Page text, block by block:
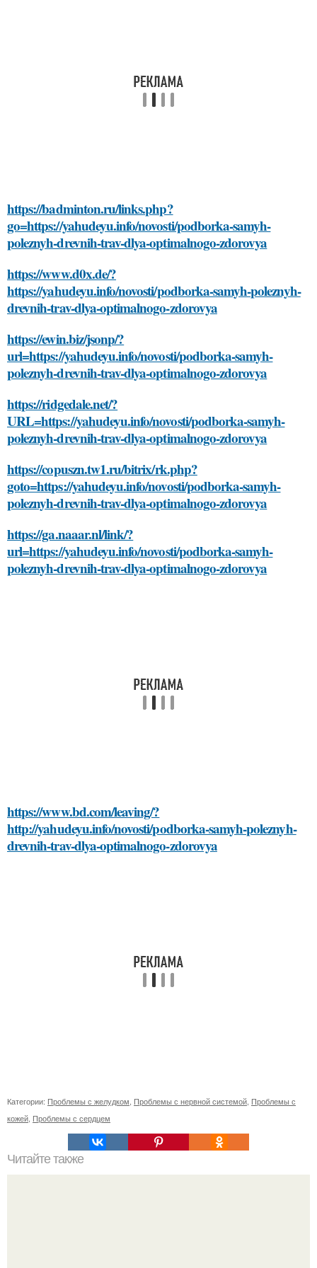
https://badminton.ru/links.php?
go=https://yahudeyu.info/novosti/podborka-samyh-
poleznyh-drevnih-trav-dlya-optimalnogo-zdorovya
https://www.d0x.de/?
https://yahudeyu.info/novosti/podborka-samyh-poleznyh-
drevnih-trav-dlya-optimalnogo-zdorovya
https://ewin.biz/jsonp/?
url=https://yahudeyu.info/novosti/podborka-samyh-
poleznyh-drevnih-trav-dlya-optimalnogo-zdorovya
https://ridgedale.net/?
URL=https://yahudeyu.info/novosti/podborka-samyh-
poleznyh-drevnih-trav-dlya-optimalnogo-zdorovya
https://copuszn.tw1.ru/bitrix/rk.php?
goto=https://yahudeyu.info/novosti/podborka-samyh-
poleznyh-drevnih-trav-dlya-optimalnogo-zdorovya
https://ga.naaar.nl/link/?
url=https://yahudeyu.info/novosti/podborka-samyh-
poleznyh-drevnih-trav-dlya-optimalnogo-zdorovya
https://www.bd.com/leaving/?
http://yahudeyu.info/novosti/podborka-samyh-poleznyh-
drevnih-trav-dlya-optimalnogo-zdorovya
Категории: Проблемы с желудком Проблемы с нервной системой Проблемы с
кожей Проблемы с сердцем
Читайте также